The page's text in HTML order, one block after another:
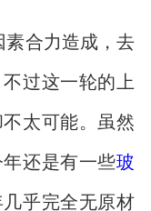
合力造成，去
过这一轮的上
太可能。虽然
还是有一些玻
乎完全无原材